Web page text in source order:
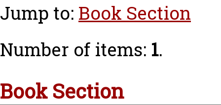
Jump to: Book Section
Number of items: 1.
Book Section